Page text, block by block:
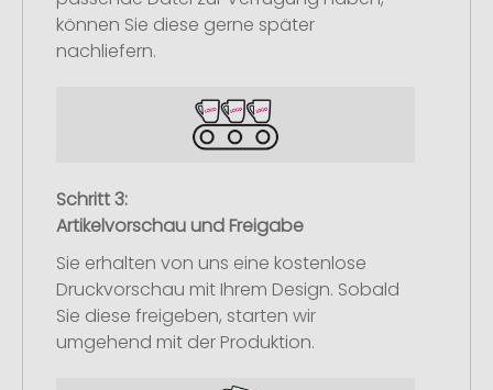
können Sie diese gerne später
nachliefern.
Schritt 3:
Artikelvorschau und Freigabe
Sie erhalten von uns eine kostenlose
Druckvorschau mit Ihrem Design. Sobald
Sie diese freigeben, starten wir
umgehend mit der Produktion.